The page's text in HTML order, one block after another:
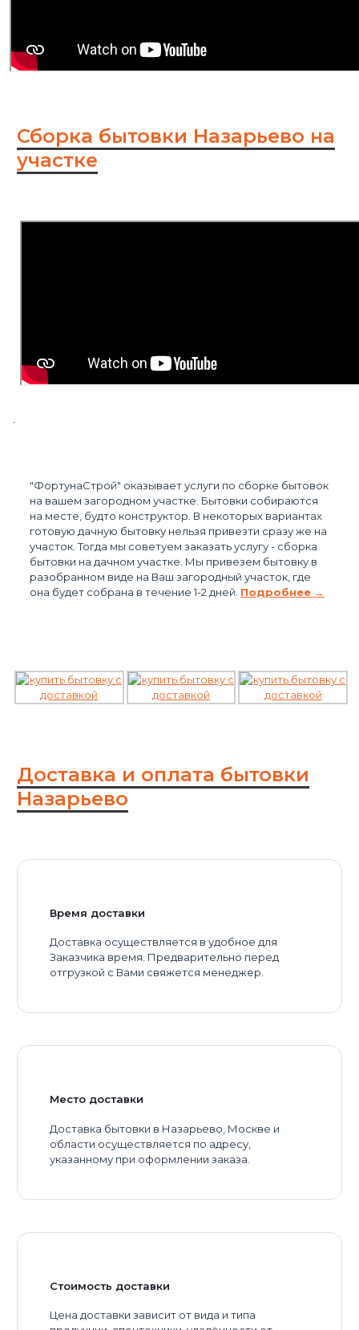
Сборка бытовки Назарьево на
участке
"ФортунаСтрой" оказывает услуги по сборке бытовок
на вашем загородном участке. Бытовки собираются
на месте, будто конструктор. В некоторых вариантах
готовую дачную бытовку нельзя привезти сразу же на
участок. Тогда мы советуем заказать услугу - сборка
бытовки на дачном участке. Мы привезем бытовку в
разобранном виде на Ваш загородный участок, где
она будет собрана в течение 1-2 дней. Подробнее →
Доставка и оплата бытовки
Назарьево
Время доставки
Доставка осуществляется в удобное для
Заказчика время. Предварительно перед
отгрузкой с Вами свяжется менеджер.
Место доставки
Доставка бытовки в Назарьево, Москве и
области осуществляется по адресу,
указанному при оформлении заказа.
Стоимость доставки
Цена доставки зависит от вида и типа